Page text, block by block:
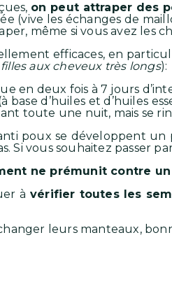
on peut attraper des
(vive les échanges de
même si vous avez les
efficaces, en
aux cheveux très longs):
en deux fois à 7 jours
base d’huiles et d’huiles
toute une nuit, mais se
poux se développent un
Si vous souhaitez passer
ne prémunit contre
à vérifier toutes les
leurs manteaux,